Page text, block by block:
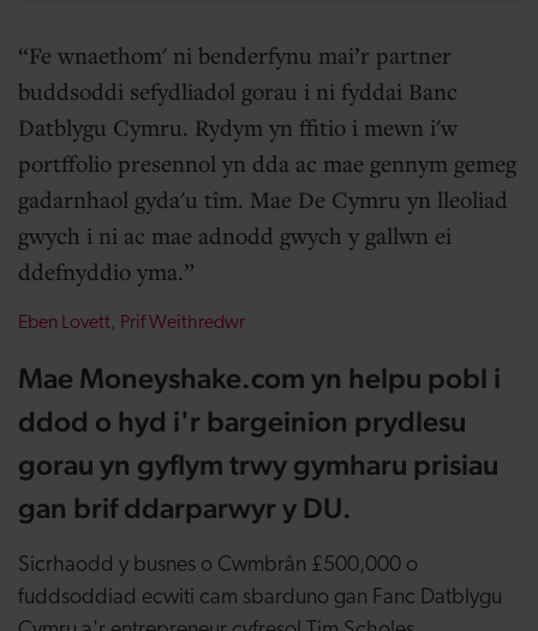
Fe wnaethom' ni benderfynu mai’r partner
buddsoddi sefydliadol gorau i ni fyddai Banc
Datblygu Cymru. Rydym yn ffitio i mewn i'w
portffolio presennol yn dda ac mae gennym gemeg
gadarnhaol gyda'u tîm. Mae De Cymru yn lleoliad
gwych i ni ac mae adnodd gwych y gallwn ei
ddefnyddio yma.
Eben Lovett, Prif Weithredwr
Mae Moneyshake.com yn helpu pobl i
ddod o hyd i'r bargeinion prydlesu
gorau yn gyflym trwy gymharu prisiau
gan brif ddarparwyr y DU.
Sicrhaodd y busnes o Cwmbrân £500,000 o
fuddsoddiad ecwiti cam sbarduno gan Fanc Datblygu